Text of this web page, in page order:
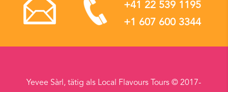
+41 22 539 1195
+1 607 600 3344
Yevee Sàrl, tätig als Local Flavours Tours © 2017-